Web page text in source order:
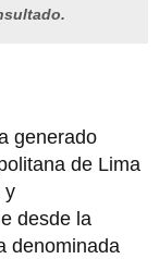
generado
de Lima
y
desde la
denominada